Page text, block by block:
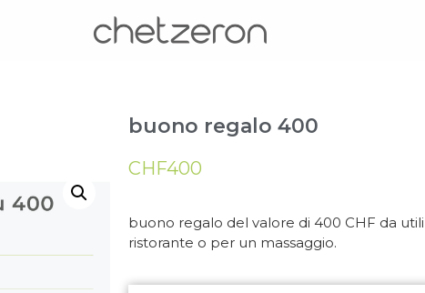
buono regalo 400
CHF400
buono regalo del valore di 400 CHF da
ristorante o per un massaggio.